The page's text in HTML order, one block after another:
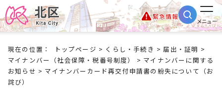
緊急情報
メニュー
現在の位置： トップページ > くらし・手続き >届出・証明 >
マイナンバー（社会保障・税番号制度）
> マイナンバーに関する
お知らせ > マイナンバーカード再交付申請書の紛失について（お
詫び）